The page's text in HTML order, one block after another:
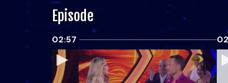
Episode
02:57